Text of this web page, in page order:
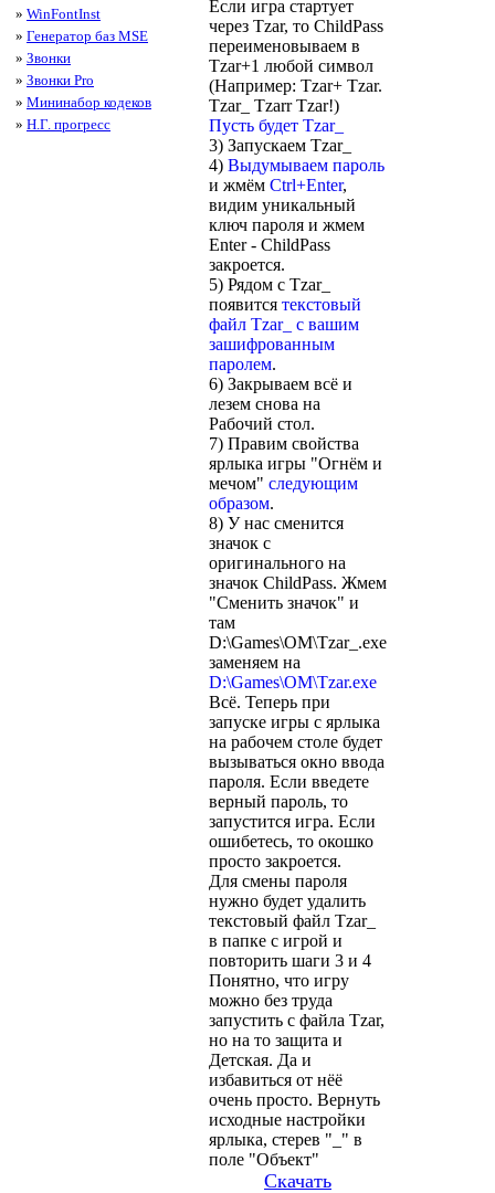
» WinFontInst
» Генератор баз MSE
» Звонки
» Звонки Pro
» Мининабор кодеков
» Н.Г. прогресс
Если игра стартует
через Tzar, то ChildPass
переименовываем в
Tzar+1 любой символ
(Например: Tzar+ Tzar.
Tzar_ Tzarr Tzar!)
Пусть будет Tzar_
3) Запускаем Tzar_
4) Выдумываем пароль
и жмём Ctrl+Enter,
видим уникальный
ключ пароля и жмем
Enter - ChildPass
закроется.
5) Рядом с Tzar_
появится текстовый
файл Tzar_ с вашим
зашифрованным
паролем.
6) Закрываем всё и
лезем снова на
Рабочий стол.
7) Правим свойства
ярлыка игры "Огнём и
мечом" следующим
образом.
8) У нас сменится
значок с
оригинального на
значок ChildPass. Жмем
"Сменить значок" и
там
D:\Games\OM\Tzar_.exe
заменяем на
D:\Games\OM\Tzar.exe
Всё. Теперь при
запуске игры с ярлыка
на рабочем столе будет
вызываться окно ввода
пароля. Если введете
верный пароль, то
запустится игра. Если
ошибетесь, то окошко
просто закроется.
Для смены пароля
нужно будет удалить
текстовый файл Tzar_
в папке с игрой и
повторить шаги 3 и 4
Понятно, что игру
можно без труда
запустить с файла Tzar,
но на то защита и
Детская. Да и
избавиться от нёё
очень просто. Вернуть
исходные настройки
ярлыка, стерев "_" в
поле "Объект"
Скачать